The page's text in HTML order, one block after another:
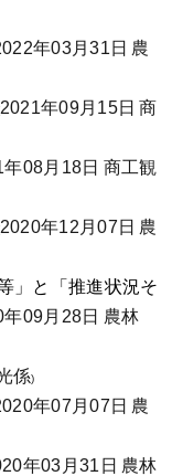
年03月31日 農
2021年09月15日 商
08月18日 商工観
2020年12月07日 農
」と「推進状況そ
09月28日 農林
係)
年07月07日 農
年03月31日 農林